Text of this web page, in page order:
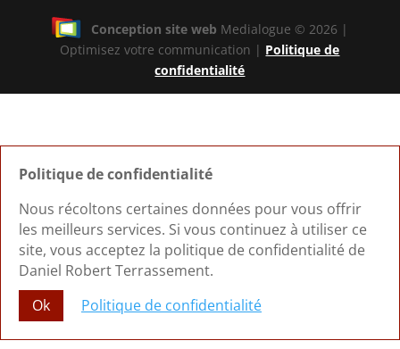
Conception site web Medialogue © 2026 |
Optimisez votre communication | Politique de
confidentialité
Politique de confidentialité
Nous récoltons certaines données pour vous offrir
les meilleurs services. Si vous continuez à utiliser ce
site, vous acceptez la politique de confidentialité de
Daniel Robert Terrassement.
Ok
Politique de confidentialité